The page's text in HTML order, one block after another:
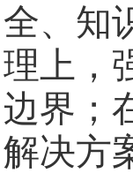
全、知
理上，
边界；
解决方